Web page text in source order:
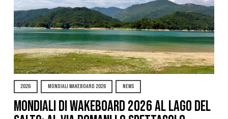
2026 MONDIALI WAKEBOARD 2026 NEWS
Mondiali di Wakeboard 2026 al Lago del